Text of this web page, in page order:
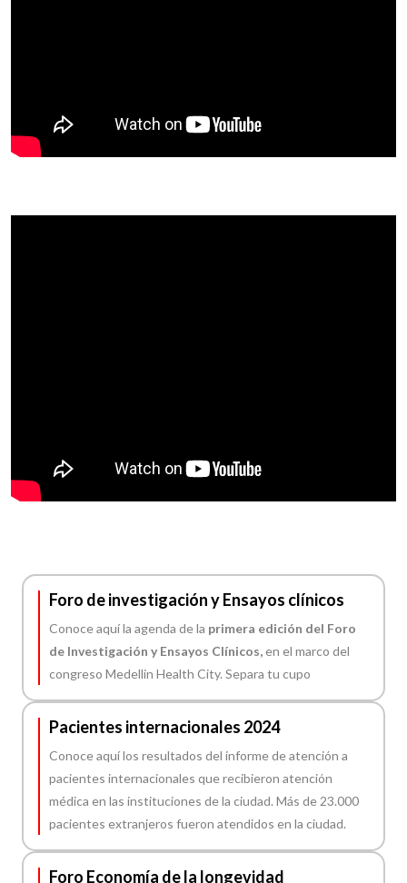
Foro de investigación y Ensayos clínicos
Conoce aquí la agenda de la primera edición del Foro
de Investigación y Ensayos Clínicos,en el marco del
congreso Medellin Health City. Separa tu cupo
Pacientes internacionales 2024
Conoce aquí los resultados del informe de atención a
pacientes internacionales que recibieron atención
médica en las instituciones de la ciudad. Más de 23.000
pacientes extranjeros fueron atendidos en la ciudad.
Foro Economía de la longevidad